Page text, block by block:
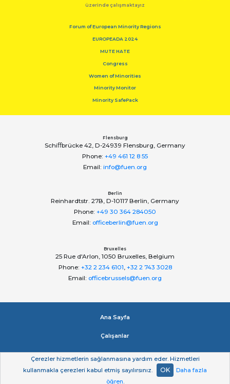
üzerinde çalışmaktayız
Forum of European Minority Regions
EUROPEADA 2024
MUTE HATE
Congress
Women of Minorities
Minority Monitor
Minority SafePack
Flensburg
Schiﬀbrücke 42, D-24939 Flensburg, Germany
Phone: +49 461 12 8 55
Email: info@fuen.org
Berlin
Reinhardtstr. 27B, D-10117 Berlin, Germany
Phone: +49 30 364 284050
Email: officeberlin@fuen.org
Bruxelles
25 Rue d'Arlon, 1050 Bruxelles, Belgium
Phone: +32 2 234 6101, +32 2 743 3028
Email: officebrussels@fuen.org
Ana Sayfa
Çalışanlar
Impressum
Gizlilik beyan
Çerezler hizmetlerin sağlanmasına yardım eder. Hizmetleri
kullanmakla çerezleri kabul etmiş sayılırsınız.
OK
Daha fazla
öğren.